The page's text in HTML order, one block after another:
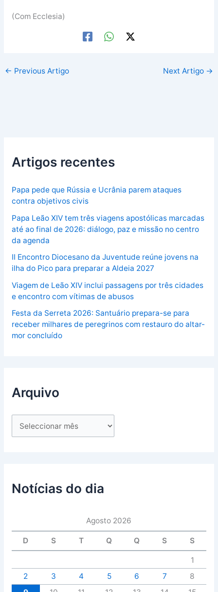
(Com Ecclesia)
← Previous Artigo Next Artigo →
Artigos recentes
Papa pede que Rússia e Ucrânia parem ataques
contra objetivos civis
Papa Leão XIV tem três viagens apostólicas marcadas
até ao final de 2026: diálogo, paz e missão no centro
da agenda
II Encontro Diocesano da Juventude reúne jovens na
ilha do Pico para preparar a Aldeia 2027
Viagem de Leão XIV inclui passagens por três cidades
e encontro com vítimas de abusos
Festa da Serreta 2026: Santuário prepara-se para
receber milhares de peregrinos com restauro do altar-
mor concluído
Arquivo
Notícias do dia
Agosto 2026
D S T Q Q S S
1
2
3 4 5 6 7
8